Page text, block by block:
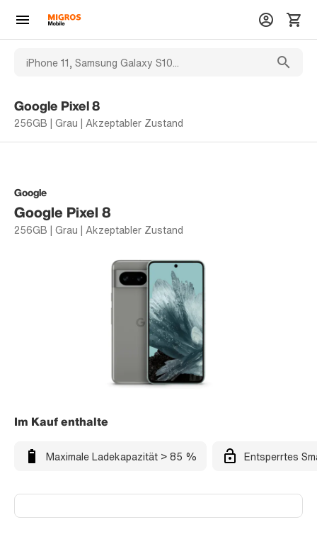
Google Pixel 8
256GB | Grau | Akzeptabler Zustand
Google
Google Pixel 8
256GB | Grau | Akzeptabler Zustand
Im Kauf enthalte
Maximale Ladekapazität > 85 % Entsperrtes